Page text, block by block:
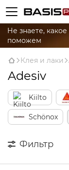
Не знаете,
поможем
Клея и лаки
Adesiv
Kiilto
Schönox
Фильтр